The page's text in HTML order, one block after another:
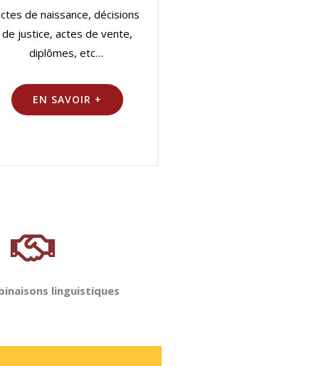
de naissance, décisions
de justice, actes de vente,
diplômes, etc…
EN SAVOIR +
linguistiques